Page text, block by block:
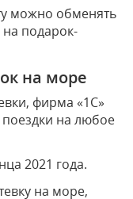
можно обменять
на подарок-
на море
фирма «1С»
на любое
2021 года.
на море,